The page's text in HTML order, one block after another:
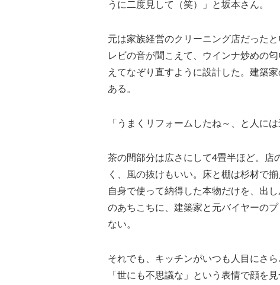
うに二度見して（笑）」と坂本さん。
元は家族経営のクリーニング店だった
レビの音が聞こえて、ウインナ炒めの
えてなぞり直すように設計した。建築
ある。
「うまくリフォームしたね～、と人に
茶の間部分は広さにして4畳半ほど。店
く、風の抜けもいい。床と棚は杉材で
自身で使って納得した本物だけを、出
のあちこちに、建築家と元バイヤーの
ない。
それでも、キッチンがいつも人目にさ
「世にも不思議な」という表情で顔を